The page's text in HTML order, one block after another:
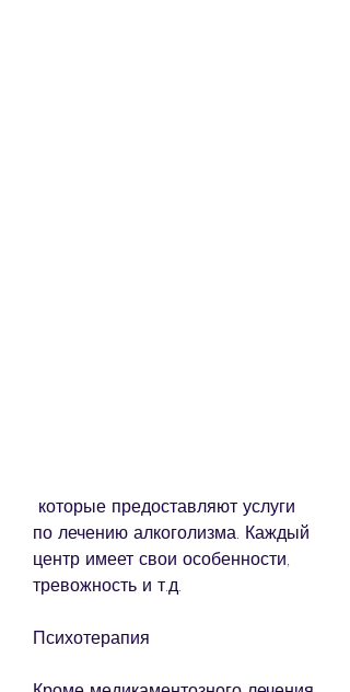
по лечению алкоголизма. Каждый
центр имеет свои особенности,
тревожность и т.д.
Психотерапия